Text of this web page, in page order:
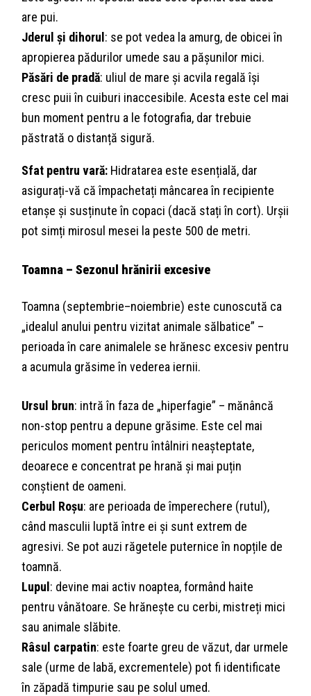
are pui.
Jderul și dihorul : se pot vedea la amurg, de obicei în
apropierea pădurilor umede sau a pășunilor mici.
Păsări de pradă: uliul de mare și acvila regală își
cresc puii în cuiburi inaccesibile. Acesta este cel mai
bun moment pentru a le fotografia, dar trebuie
păstrată o distanță sigură.
Sfat pentru vară: Hidratarea este esențială, dar
asigurați-vă că împachetați mâncarea în recipiente
etanșe și susținute în copaci (dacă stați în cort). Urșii
pot simți mirosul mesei la peste 500 de metri.
Toamna – Sezonul hrănirii excesive
Toamna (septembrie–noiembrie) este cunoscută ca
„idealul anului pentru vizitat animale sălbatice” –
perioada în care animalele se hrănesc excesiv pentru
a acumula grăsime în vederea iernii.
Ursul brun: intră în faza de „hiperfagie” – mănâncă
non-stop pentru a depune grăsime. Este cel mai
periculos moment pentru întâlniri neașteptate,
deoarece e concentrat pe hrană și mai puțin
conștient de oameni.
Cerbul Roșu: are perioada de împerechere (rutul),
când masculii luptă între ei și sunt extrem de
agresivi. Se pot auzi răgetele puternice în nopțile de
toamnă.
Lupul : devine mai activ noaptea, formând haite
pentru vânătoare. Se hrănește cu cerbi, mistreți mici
sau animale slăbite.
Râsul carpatin: este foarte greu de văzut, dar urmele
sale (urme de labă, excrementele) pot fi identificate
în zăpadă timpurie sau pe solul umed.